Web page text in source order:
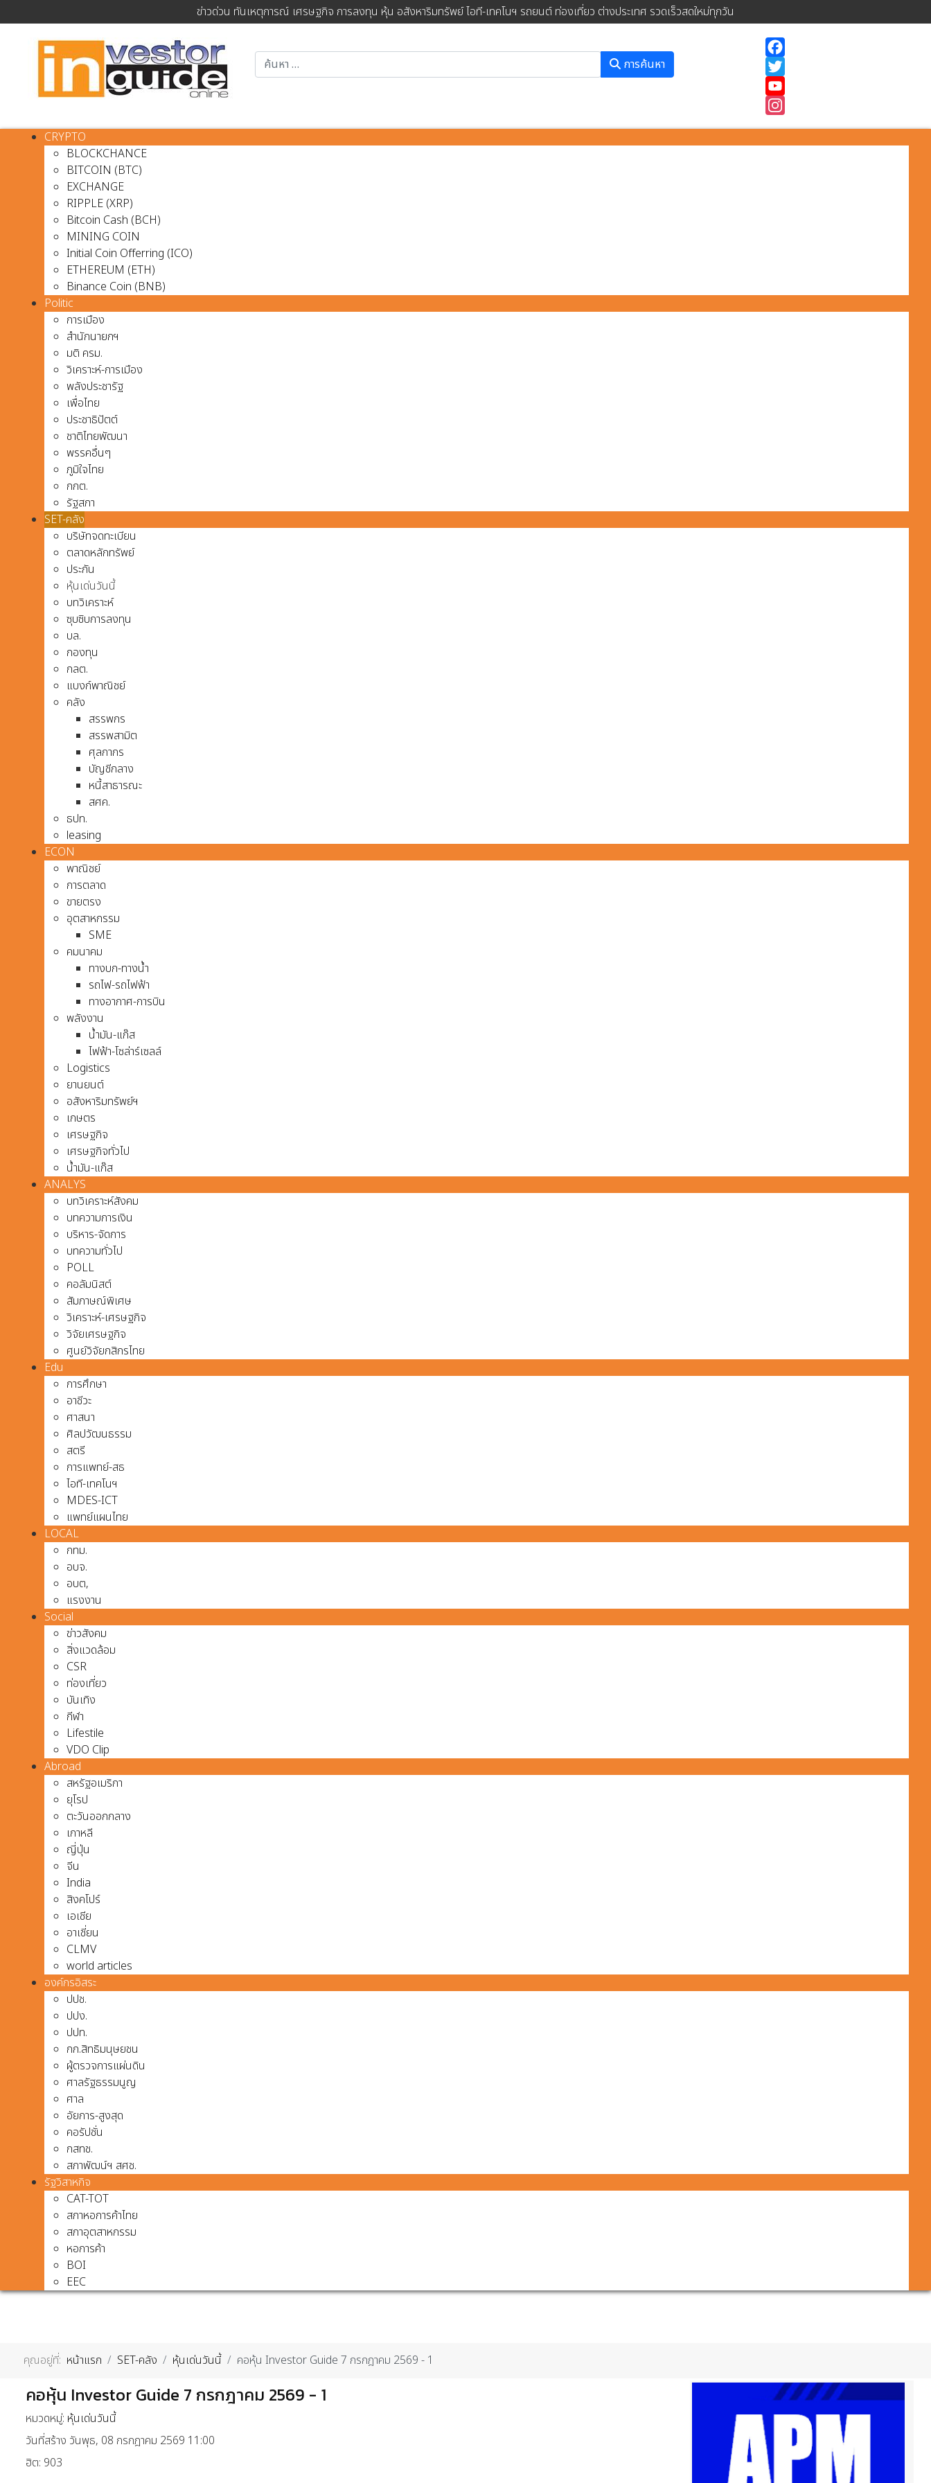
ข่าวด่วน ทันเหตุการณ์ เศรษฐกิจ การลงทุน หุ้น อสังหาริมทรัพย์ ไอที-เทคโนฯ รถยนต์ ท่องเที่ยว ต่างประเทศ รวดเร็วสดใหม่ทุกวัน
การค้นหา
Instagram
CRYPTO
BLOCKCHANCE
BITCOIN (BTC)
EXCHANGE
RIPPLE (XRP)
Bitcoin Cash (BCH)
MINING COIN
Initial Coin Offerring (ICO)
ETHEREUM (ETH)
Binance Coin (BNB)
Politic
การเมือง
สำนักนายกฯ
มติ ครม.
วิเคราะห์-การเมือง
พลังประชารัฐ
เพื่อไทย
ประชาธิปัตต์
ชาติไทยพัฒนา
พรรคอื่นๆ
ภูมิใจไทย
กกต.
รัฐสภา
SET-คลัง
บริษัทจดทะเบียน
ตลาดหลักทรัพย์
ประกัน
หุ้นเด่นวันนี้
บทวิเคราะห์
ซุบซิบการลงทุน
บล.
กองทุน
กลต.
แบงก์พาณิชย์
คลัง
สรรพกร
สรรพสามิต
ศุลกากร
บัญชีกลาง
หนี้สาธารณะ
สศค.
ธปท.
leasing
ECON
พาณิชย์
การตลาด
ขายตรง
อุตสาหกรรม
SME
คมนาคม
ทางบก-ทางน้ำ
รถไฟ-รถไฟฟ้า
ทางอากาศ-การบิน
พลังงาน
น้ำมัน-แก๊ส
ไฟฟ้า-โซล่าร์เซลล์
Logistics
ยานยนต์
อสังหาริมทรัพย์ฯ
เกษตร
เศรษฐกิจ
เศรษฐกิจทั่วไป
น้ำมัน-แก๊ส
ANALYS
บทวิเคราะห์สังคม
บทความการเงิน
บริหาร-จัดการ
บทความทั่วไป
POLL
คอลัมนิสต์
สัมภาษณ์พิเศษ
วิเคราะห์-เศรษฐกิจ
วิจัยเศรษฐกิจ
ศูนย์วิจัยกสิกรไทย
Edu
การศึกษา
อาชีวะ
ศาสนา
ศิลปวัฒนธรรม
สตรี
การแพทย์-สธ
ไอที-เทคโนฯ
MDES-ICT
แพทย์แผนไทย
LOCAL
กทม.
อบจ.
อบต,
แรงงาน
Social
ข่าวสังคม
สิ่งแวดล้อม
CSR
ท่องเที่ยว
บันเทิง
กีฬา
Lifestile
VDO Clip
Abroad
สหรัฐอเมริกา
ยุโรป
ตะวันออกกลาง
เกาหลี
ญี่ปุ่น
จีน
India
สิงคโปร์
เอเชีย
อาเชี่ยน
CLMV
world articles
องค์กรอิสระ
ปปช.
ปปง.
ปปท.
กก.สิทธิมนุษยชน
ผู้ตรวจการแผ่นดิน
ศาลรัฐธรรมนูญ
ศาล
อัยการ-สูงสุด
คอรัปชั่น
กสทช.
สภาพัฒน์ฯ สศช.
รัฐวิสาหกิจ
CAT-TOT
สภาหอการค้าไทย
สภาอุตสาหกรรม
หอการค้า
BOI
EEC
คุณอยู่ที่: หน้าแรก SET-คลัง หุ้นเด่นวันนี้ คอหุ้น Investor Guide 7 กรกฎาคม 2569 - 1
คอหุ้น Investor Guide 7 กรกฎาคม 2569 - 1
หมวดหมู่: หุ้นเด่นวันนี้
วันที่สร้าง วันพุธ, 08 กรกฎาคม 2569 11:00
ฮิต: 903